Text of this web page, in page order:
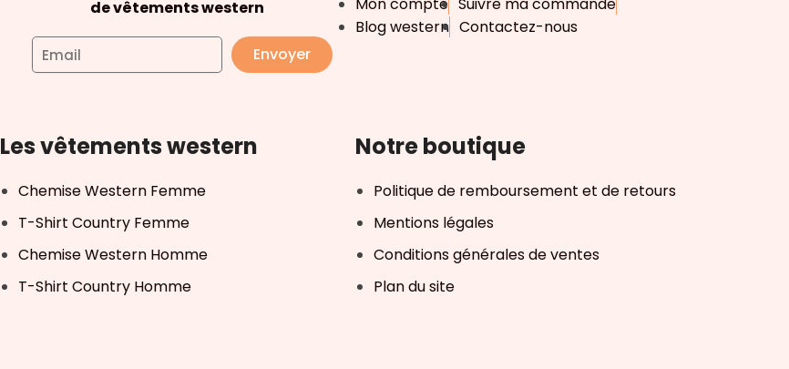
de vêtements western
Envoyer
Blog western Contactez-nous
Les vêtements western
Chemise Western Femme
T-Shirt Country Femme
Chemise Western Homme
T-Shirt Country Homme
Notre boutique
Politique de remboursement et de retours
Mentions légales
Conditions générales de ventes
Plan du site